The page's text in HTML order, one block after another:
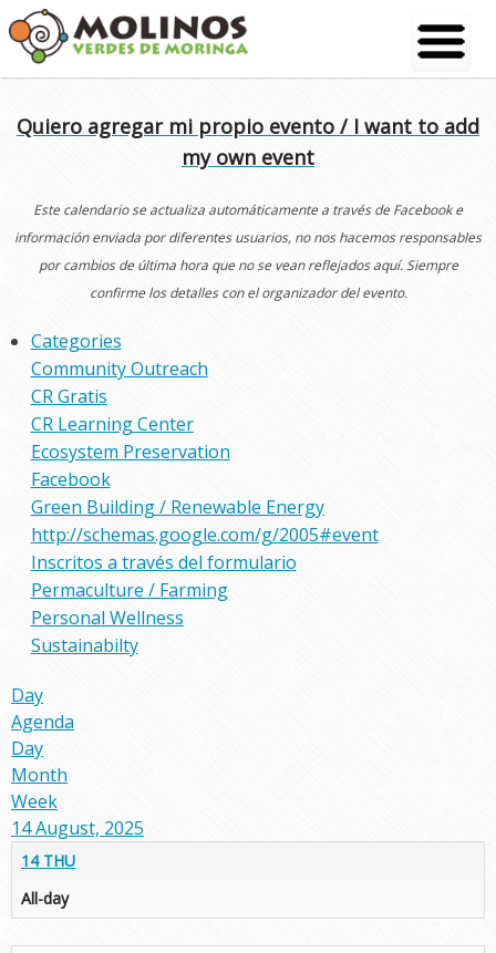
Skip
to
content
Quiero agregar mi propio evento / I want to add
my own event
Este calendario se actualiza automáticamente a través de Facebook e
información enviada por diferentes usuarios, no nos hacemos responsables
por cambios de última hora que no se vean reflejados aquí. Siempre
confirme los detalles con el organizador del evento.
Categories
Community Outreach
CR Gratis
CR Learning Center
Ecosystem Preservation
Facebook
Green Building / Renewable Energy
http://schemas.google.com/g/2005#event
Inscritos a través del formulario
Permaculture / Farming
Personal Wellness
Sustainabilty
Day
Agenda
Day
Month
Week
14 August, 2025
14 THU
All-day